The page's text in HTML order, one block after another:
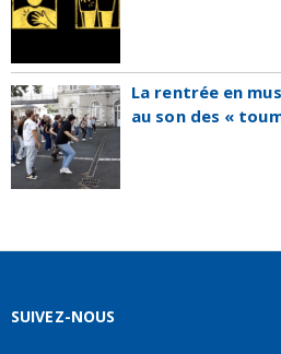
La rentrée en
au son des «
SUIVEZ-NOUS